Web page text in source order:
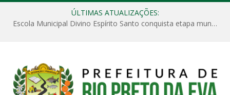
ÚLTIMAS ATUALIZAÇÕES:
Escola Municipal Divino Espírito Santo conquista etapa municipal da V Feira Amazonense de Matemática